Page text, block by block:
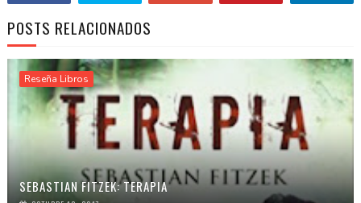
POSTS RELACIONADOS
Reseña Libros
SEBASTIAN FITZEK: TERAPIA